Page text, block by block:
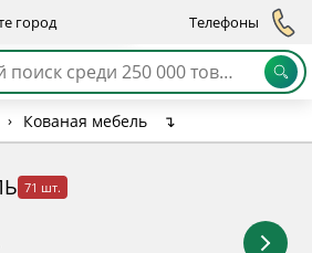
город Телефоны
› Кованая мебель ↴
71 шт.